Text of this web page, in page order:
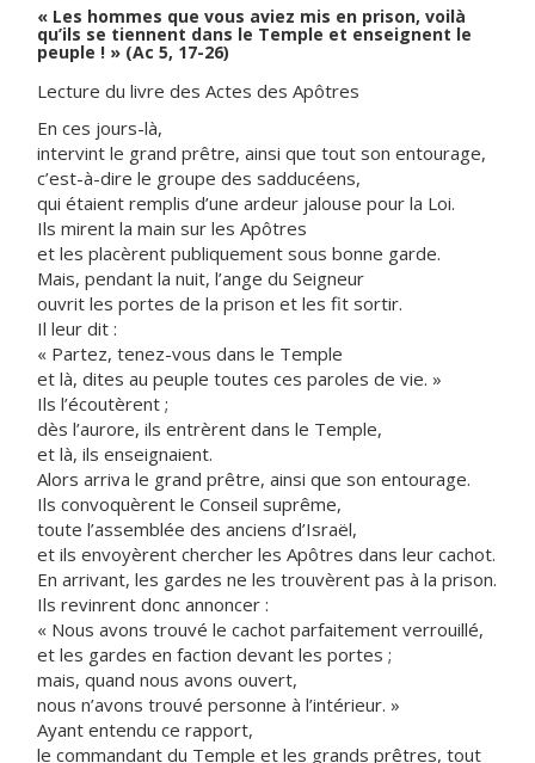
« Les hommes que vous aviez mis en prison, voilà
qu’ils se tiennent dans le Temple et enseignent le
peuple ! » (Ac 5, 17-26)
Lecture du livre des Actes des Apôtres
En ces jours-là,
intervint le grand prêtre, ainsi que tout son entourage,
c’est-à-dire le groupe des sadducéens,
qui étaient remplis d’une ardeur jalouse pour la Loi.
Ils mirent la main sur les Apôtres
et les placèrent publiquement sous bonne garde.
Mais, pendant la nuit, l’ange du Seigneur
ouvrit les portes de la prison et les fit sortir.
Il leur dit :
« Partez, tenez-vous dans le Temple
et là, dites au peuple toutes ces paroles de vie. »
Ils l’écoutèrent ;
dès l’aurore, ils entrèrent dans le Temple,
et là, ils enseignaient.
Alors arriva le grand prêtre, ainsi que son entourage.
Ils convoquèrent le Conseil suprême,
toute l’assemblée des anciens d’Israël,
et ils envoyèrent chercher les Apôtres dans leur cachot.
En arrivant, les gardes ne les trouvèrent pas à la prison.
Ils revinrent donc annoncer :
« Nous avons trouvé le cachot parfaitement verrouillé,
et les gardes en faction devant les portes ;
mais, quand nous avons ouvert,
nous n’avons trouvé personne à l’intérieur. »
Ayant entendu ce rapport,
le commandant du Temple et les grands prêtres, tout